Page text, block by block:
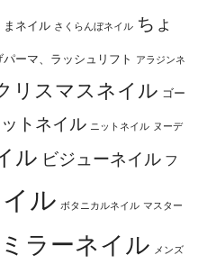
まネイル さくらんぼネイル ちょ
パーマ、ラッシュリフト アラジンネ
リスマスネイル ゴー
ットネイル ニットネイル ヌーデ
ル ビジューネイル フ
ル ボタニカルネイル マスター
ミラーネイル メンズ